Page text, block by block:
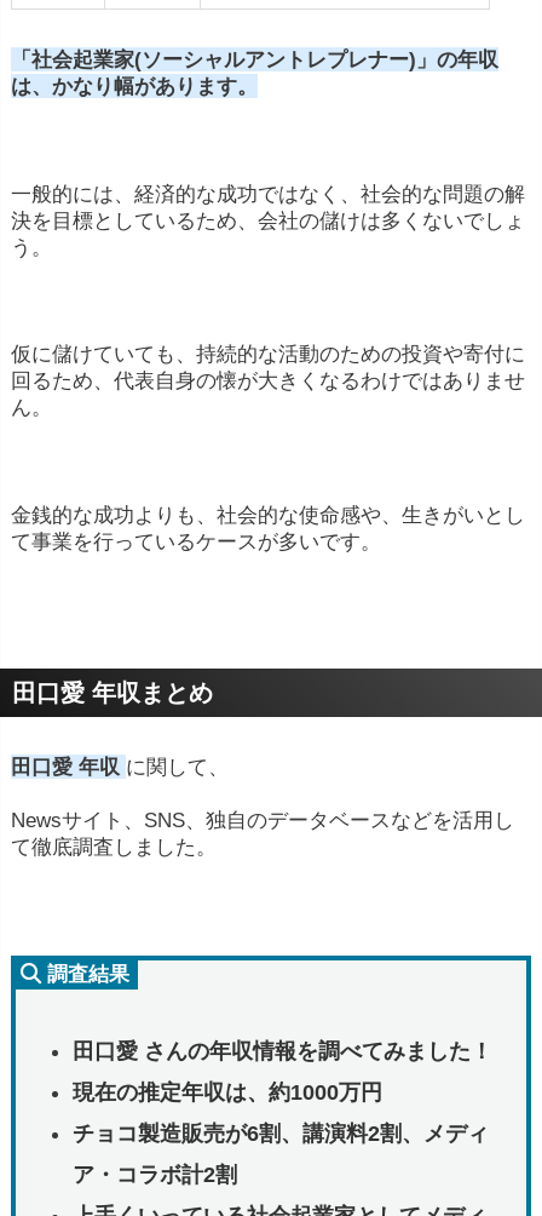
「社会起業家(ソーシャルアントレプレナー)」の年収
は、かなり幅があります。
一般的には、経済的な成功ではなく、社会的な問題の解
決を目標としているため、会社の儲けは多くないでしょ
う。
仮に儲けていても、持続的な活動のための投資や寄付に
回るため、代表自身の懐が大きくなるわけではありませ
ん。
金銭的な成功よりも、社会的な使命感や、生きがいとし
て事業を行っているケースが多いです。
田口愛 年収まとめ
田口愛 年収 に関して、
Newsサイト、SNS、独自のデータベースなどを活用し
て徹底調査しました。
調査結果
田口愛 さんの年収情報を調べてみました！
現在の推定年収は、約1000万円
チョコ製造販売が6割、講演料2割、メディ
ア・コラボ計2割